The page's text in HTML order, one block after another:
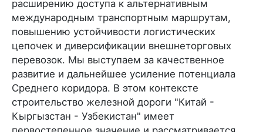
расширению доступа к альтернативным
международным транспортным маршрутам,
повышению устойчивости логистических
цепочек и диверсификации внешнеторговых
перевозок. Мы выступаем за качественное
развитие и дальнейшее усиление потенциала
Среднего коридора. В этом контексте
строительство железной дороги "Китай -
Кыргызстан - Узбекистан" имеет